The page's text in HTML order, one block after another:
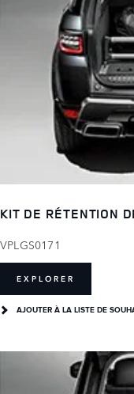
KIT DE RÉTENTION
VPLGS0171
EXPLORER
AJOUTER À LA LISTE DE